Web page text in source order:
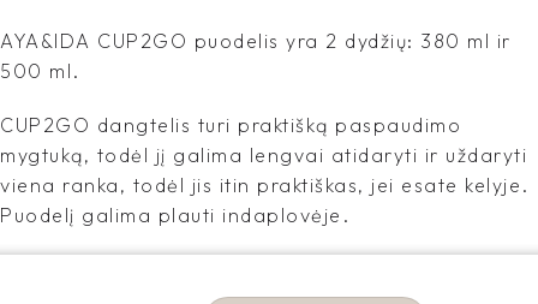
AYA&IDA CUP2GO puodelis yra 2 dydžių: 380 ml ir
500 ml.
CUP2GO dangtelis turi praktišką paspaudimo
mygtuką, todėl jį galima lengvai atidaryti ir uždaryti
viena ranka, todėl jis itin praktiškas, jei esate kelyje.
Puodelį galima plauti indaplovėje.